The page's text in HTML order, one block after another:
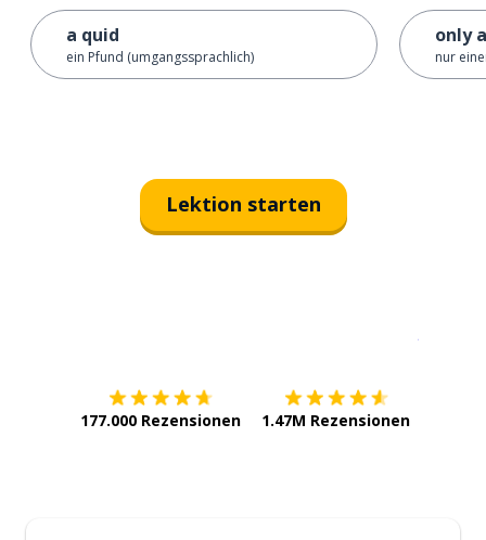
a quid
ein Pfund (umgangssprachlich)
only
nur
Lektion starten
177.000 Rezensionen 1.47M Rezensionen